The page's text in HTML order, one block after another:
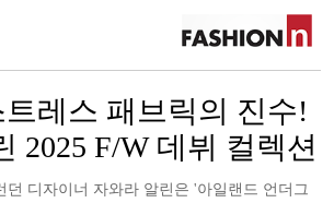
레스 패브릭의 진수!
2025 F/W 데뷔 컬렉션
던 디자이너 자와라 알린은 '아일랜드 언더그